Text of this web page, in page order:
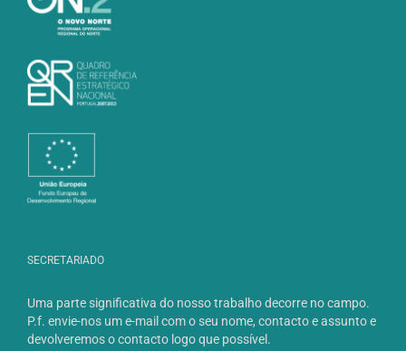
SECRETARIADO
Uma parte significativa do nosso trabalho decorre no campo.
P.f. envie-nos um e-mail com o seu nome, contacto e assunto e
devolveremos o contacto logo que possível.